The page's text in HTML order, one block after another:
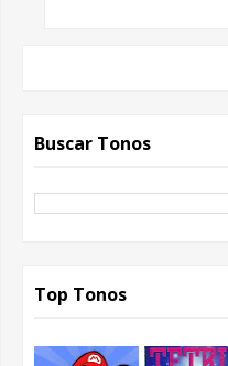
Buscar Tonos
Top Tonos